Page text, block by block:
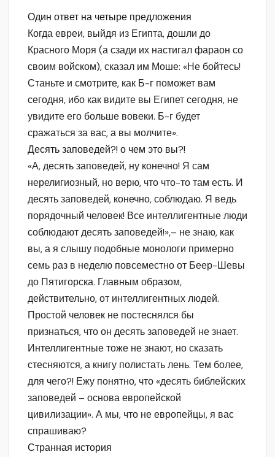
Один ответ на четыре предложения
Когда евреи, выйдя из Египта, дошли до
Красного Моря (а сзади их настигал фараон со
своим войском), сказал им Моше: «Не бойтесь!
Станьте и смотрите, как Б-г поможет вам
сегодня, ибо как видите вы Египет сегодня, не
увидите его больше вовеки. Б-г будет
сражаться за вас, а вы молчите».
Десять заповедей?! о чем это вы?!
«А, десять заповедей, ну конечно! Я сам
нерелигиозный, но верю, что что-то там есть. И
десять заповедей, конечно, соблюдаю. Я ведь
порядочный человек! Все интеллигентные люди
соблюдают десять заповедей!»,– не знаю, как
вы, а я слышу подобные монологи примерно
семь раз в неделю повсеместно от Беер-Шевы
до Пятигорска. Главным образом,
действительно, от интеллигентных людей.
Простой человек не постеснялся бы
признаться, что он десять заповедей не знает.
Интеллигентные тоже не знают, но сказать
стесняются, а книгу полистать лень. Тем более,
для чего?! Ежу понятно, что «десять библейских
заповедей – основа европейской
цивилизации». А мы, что не европейцы, я вас
спрашиваю?
Странная история